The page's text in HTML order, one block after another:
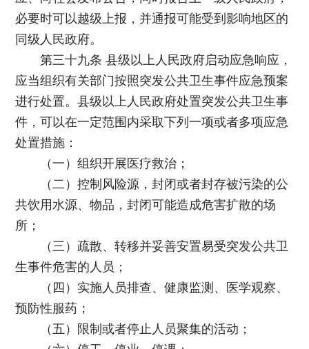
必要时可以越级上报，并通报可能受到影响地区的
同级人民政府。
第三十九条 县级以上人民政府启动应急响应，
应当组织有关部门按照突发公共卫生事件应急预案
进行处置。县级以上人民政府处置突发公共卫生事
件，可以在一定范围内采取下列一项或者多项应急
处置措施：
（一）组织开展医疗救治；
（二）控制风险源，封闭或者封存被污染的公
共饮用水源、物品，封闭可能造成危害扩散的场
所；
（三）疏散、转移并妥善安置易受突发公共卫
生事件危害的人员；
（四）实施人员排查、健康监测、医学观察、
预防性服药；
（五）限制或者停止人员聚集的活动；